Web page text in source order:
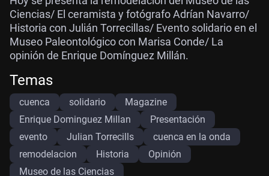
Ciencias/ El ceramista y fotógrafo Adrían Navarro/
Historia con Julián Torrecillas/ Evento solidario en el
Museo Paleontológico con Marisa Conde/ La
opinión de Enrique Domínguez Millán.
Temas
cuenca solidario
Magazine
Enrique Dominguez Millan
Presentación
evento
Julian Torrecills
cuenca en la onda
remodelacion
Historia
Opinión
Museo de las Ciencias